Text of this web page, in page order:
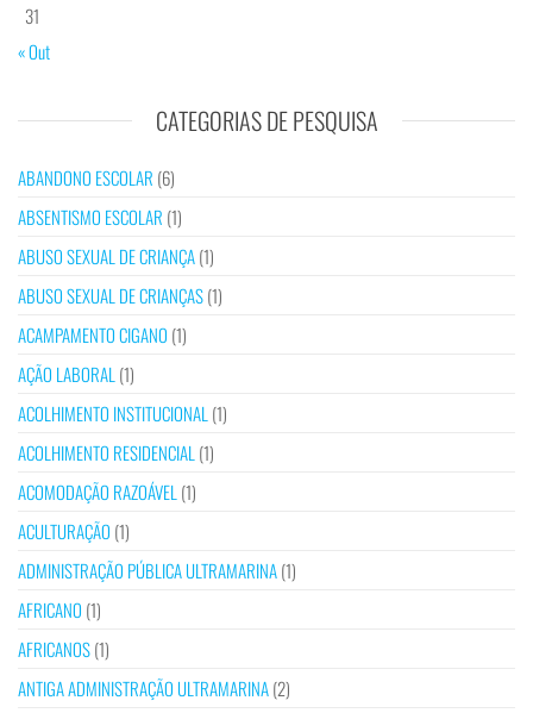
31
« Out
CATEGORIAS DE PESQUISA
ABANDONO ESCOLAR (6)
ABSENTISMO ESCOLAR (1)
ABUSO SEXUAL DE CRIANÇA(1)
ABUSO SEXUAL DE CRIANÇAS(1)
ACAMPAMENTO CIGANO (1)
AÇÃO LABORAL (1)
ACOLHIMENTO INSTITUCIONAL (1)
ACOLHIMENTO RESIDENCIAL (1)
ACOMODAÇÃO RAZOÁVEL (1)
ACULTURAÇÃO (1)
ADMINISTRAÇÃO PÚBLICA ULTRAMARINA(1)
AFRICANO (1)
AFRICANOS(1)
ANTIGA ADMINISTRAÇÃO ULTRAMARINA(2)